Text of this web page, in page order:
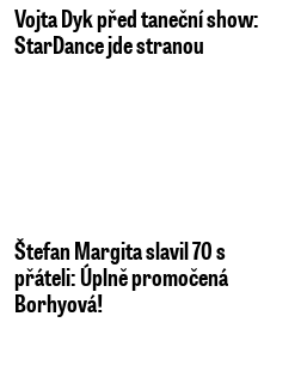
Vojta Dyk před taneční show:
StarDance jde stranou
Štefan Margita slavil 70 s
přáteli: Úplně promočená
Borhyová!